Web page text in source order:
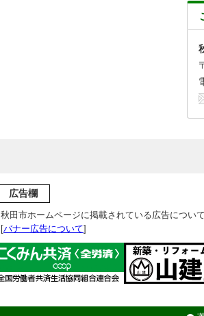
広告欄
秋田市ホームページに掲載されている広告につい
[バナー広告について]